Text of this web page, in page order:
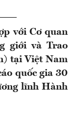
với Cơ quan
giới và Trao
tại Việt Nam
quốc gia 30
lĩnh Hành